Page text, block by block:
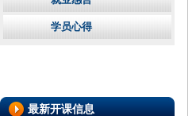
学员心得
最新开课信息